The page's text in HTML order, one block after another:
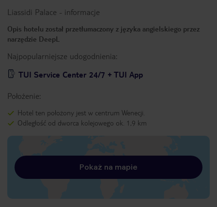
Liassidi Palace - informacje
Opis hotelu został przetłumaczony z języka angielskiego przez
narzędzie DeepL
Najpopularniejsze udogodnienia:
TUI Service Center 24/7 + TUI App
Położenie:
Hotel ten położony jest w centrum Wenecji.
Odległość od dworca kolejowego ok. 1,9 km
Pokaż na mapie